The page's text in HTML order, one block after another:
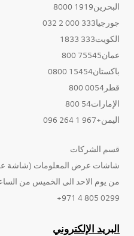
البحرين1919 8000
جورجيا333 000 2 032
الكويت333 1833
عمان75545 800
باكستان15454 0800
قطر0054 800
الإمارات54 800
اليمن+967 1 264 096
قسم الشركات
شاشات عرض المعلومات (شاشة عرض
من يوم الاحد الى الخميس من الساعه ٨ص الى
0299 805 4 971+
البريد الإلكتروني